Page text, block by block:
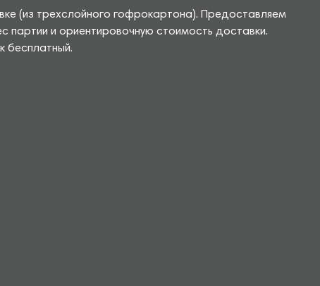
(из трехслойного гофрокартона). Предоставляем
и ориентировочную стоимость доставки.
бесплатный.